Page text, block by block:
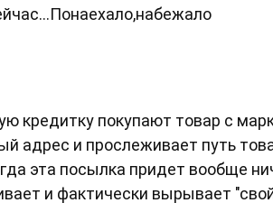
кредитку покупают товар с
адрес и прослеживает путь
эта посылка придет вообще
и фактически вырывает